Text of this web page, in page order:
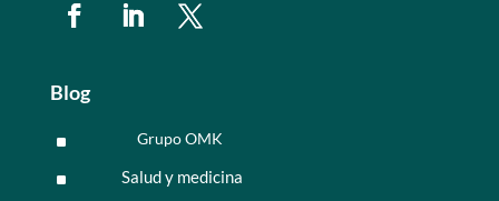
Blog
^ Grupo OMK
^ Salud y medicina